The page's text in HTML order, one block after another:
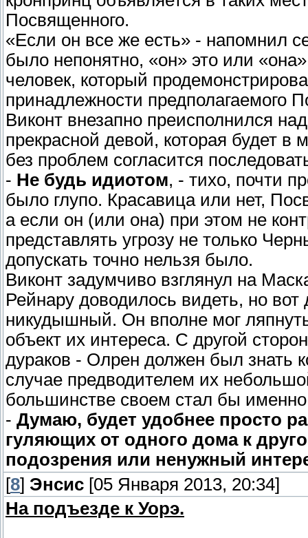
Посвященного.
«Если он все же есть» - напомнил
было непонятно, «он» это или
человек, который
принадлежности предполагаемого
Виконт внезапно преисполнился
прекрасной девой, которая будет
без проблем согласится
- Не будь идиотом, - тихо, почти
было глупо. Красавица или нет,
а если он (или она) при этом не
представлять угрозу не только
допускать точно нельзя было.
Виконт задумчиво взглянул на
Рейнару доводилось видеть, но
никудышный. Он вполне мог
объект их интереса. С другой
дураков - Олрен должен был знать
случае предводителем их
большинстве своем стал бы
- Думаю, будет удобнее просто
гуляющих от одного дома к
подозрения или ненужный
[8] Энсис [05 Января 2013, 20:34]
На подъезде к Уорэ.